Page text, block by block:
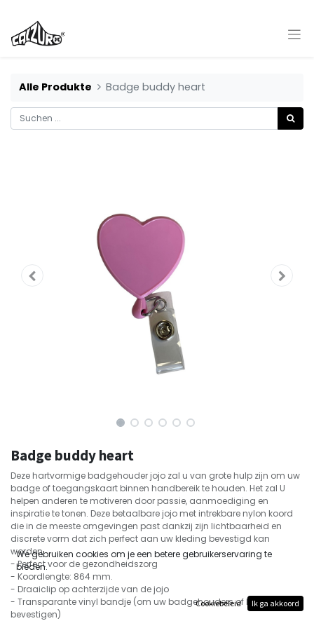
Alle Produkte Badge buddy heart
Badge buddy heart
Deze hartvormige badgehouder jojo zal u van grote hulp zijn om uw
badge of toegangskaart binnen handbereik te houden. Het zal U
helpen anderen te motiveren door passie, aanmoediging en
inspiratie te tonen. Deze betaalbare jojo met intrekbare nylon koord
die in de meeste omgevingen past dankzij zijn lichtbaarheid en
discrete vorm dat zich perfect aan uw kleding bevestigd kan
worden.
- Perfect voor de gezondheidszorg
- Koordlengte: 864 mm.
- Draaiclip op achterzijde van de jojo
- Transparante vinyl bandje (om uw badgehouders of ID-kaarten te
bevestigen)
We gebruiken cookies om je een betere gebruikerservaring te
bieden.
Cookiebeleid Ik ga akkoord